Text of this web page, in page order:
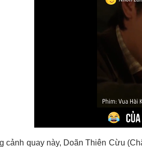
cảnh quay này, Doãn Thiên Cừu